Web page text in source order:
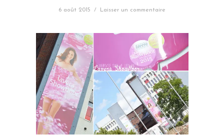
6 août 2015 / Laisser un commentaire